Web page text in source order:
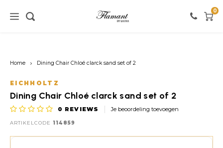
Vloerlampen
Tafellampen
Kasten
Stoelen
Witte tinten
Roze tinten
0
Home Dining Chair Chloé clarck sand set of 2
EICHHOLTZ
Dining Chair Chloé clarck sand set of 2
0 REVIEWS Je beoordeling toevoegen
ARTIKELCODE 114859